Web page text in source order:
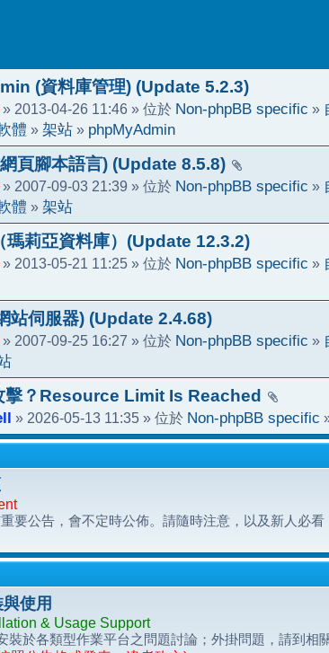
(資料庫管理) (Update 5.2.3)
» 2013-04-26 11:46 » 位於 Non-phpBB specific »
體 » 架站 » phpMyAdmin
頁腳本語言) (Update 8.5.8)
» 2007-09-03 21:39 » 位於 Non-phpBB specific »
體 » 架站
瑪莉亞資料庫）(Update 12.3.2)
» 2013-05-21 11:25 » 位於 Non-phpBB specific »
站伺服器) (Update 2.4.68)
» 2007-09-25 16:27 » 位於 Non-phpBB specific »
擊？Resource Limit Is Reached
» 2026-05-13 11:35 » 位於 Non-phpBB specific
要公告，會不定時公佈。請隨時注意，以及新人必看
使用
& Usage Support
裝於各類型作業平台之問題討論；外掛問題，請到相